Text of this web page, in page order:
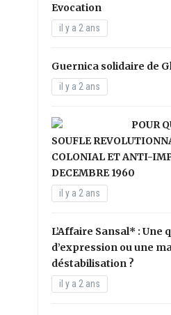
Evocation
il y a 2 ans
Guernica solidaire de
il y a 2 ans
POUR
SOUFLE
COLONIAL ET ANTI-
DECEMBRE 1960
il y a 2 ans
L’Affaire Sansal* : Une
d’expression ou une
déstabilisation ?
il y a 2 ans